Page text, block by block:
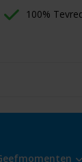
100%